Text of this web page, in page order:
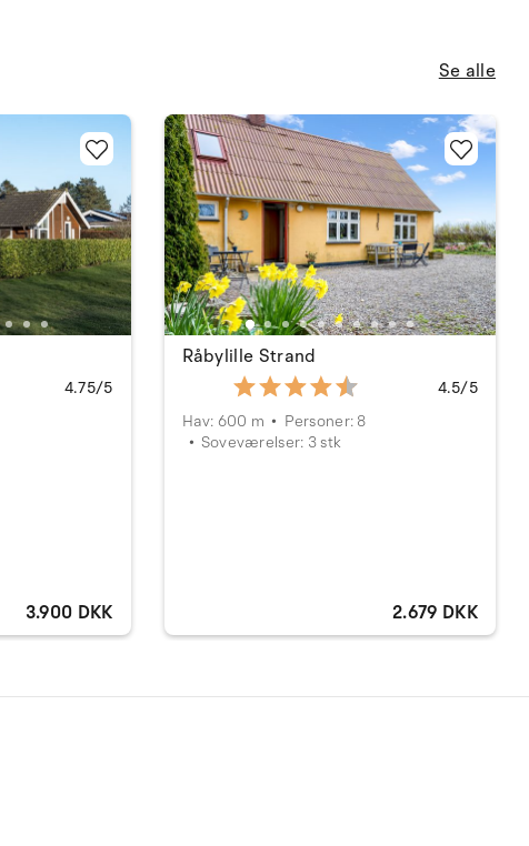
Se alle
4.75/5
3.900 DKK
Råbylille Strand
4.5/5
Hav: 600 m
Personer: 8
Soveværelser: 3 stk
2.679 DKK